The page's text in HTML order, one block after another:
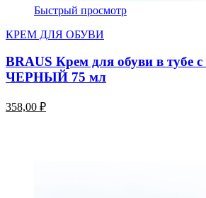
Быстрый просмотр
КРЕМ ДЛЯ ОБУВИ
BRAUS Крем для обуви в тубе с
ЧЕРНЫЙ 75 мл
358,00 ₽